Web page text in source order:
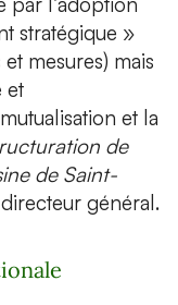
stratégique »
mesures) mais
et
et la
de
de Saint-
général.